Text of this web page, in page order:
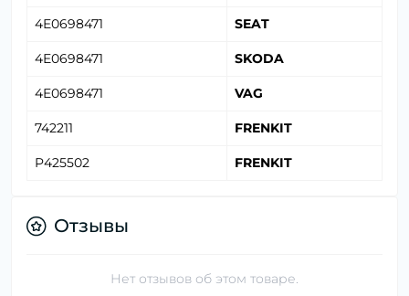
4E0698471 SEAT
4E0698471 SKODA
4E0698471 VAG
742211 FRENKIT
P425502 FRENKIT
Отзывы
Нет отзывов об этом товаре.